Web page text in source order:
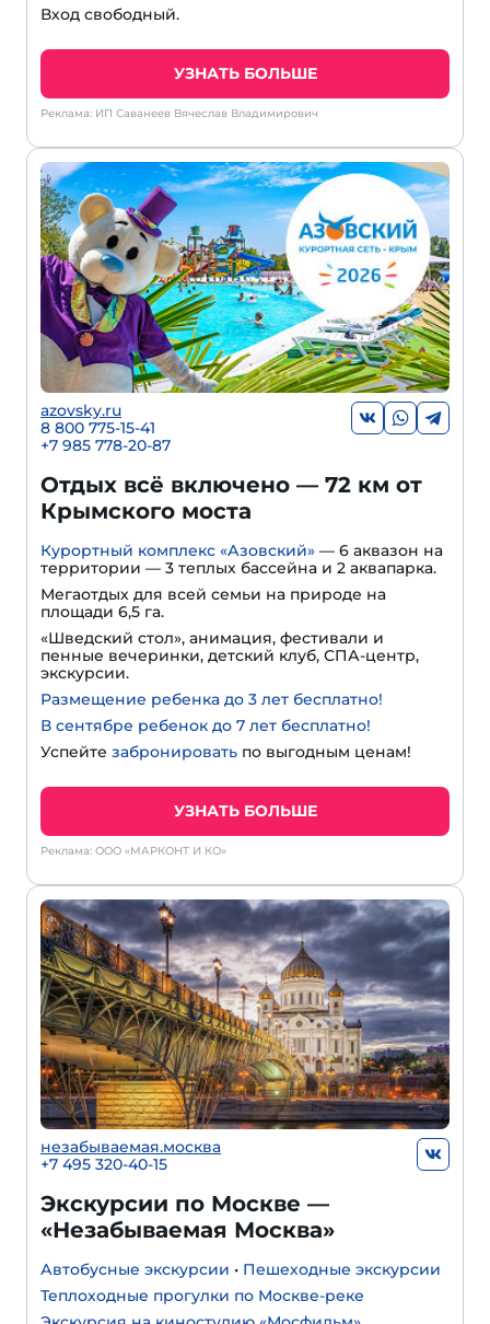
Вход свободный.
УЗНАТЬ БОЛЬШЕ
Реклама: ИП Саванеев Вячеслав Владимирович
azovsky.ru
8 800 775-15-41
+7 985 778-20-87
Отдых всё включено — 72 км от
Крымского моста
Курортный комплекс «Азовский» — 6 аквазон на
территории — 3 теплых бассейна и 2 аквапарка.
Мегаотдых для всей семьи на природе на
площади 6,5 га.
«Шведский стол», анимация, фестивали и
пенные вечеринки, детский клуб, СПА-центр,
экскурсии.
Размещение ребенка до 3 лет бесплатно!
В сентябре ребенок до 7 лет бесплатно!
Успейте забронировать по выгодным ценам!
УЗНАТЬ БОЛЬШЕ
Реклама: ООО «МАРКОНТ И КО»
незабываемая.москва
+7 495 320-40-15
Экскурсии по Москве —
«Незабываемая Москва»
Автобусные экскурсии • Пешеходные экскурсии
Теплоходные прогулки по Москве-реке